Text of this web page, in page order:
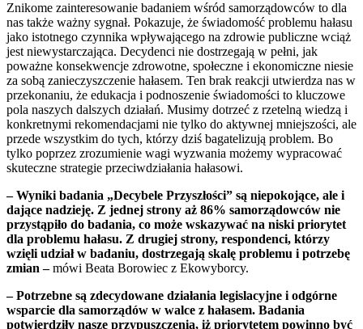
Znikome zainteresowanie badaniem wśród samorządowców to dla
nas także ważny sygnał. Pokazuje, że świadomość problemu hałasu
jako istotnego czynnika wpływającego na zdrowie publiczne wciąż
jest niewystarczająca. Decydenci nie dostrzegają w pełni, jak
poważne konsekwencje zdrowotne, społeczne i ekonomiczne niesie
za sobą zanieczyszczenie hałasem. Ten brak reakcji utwierdza nas w
przekonaniu, że edukacja i podnoszenie świadomości to kluczowe
pola naszych dalszych działań. Musimy dotrzeć z rzetelną wiedzą i
konkretnymi rekomendacjami nie tylko do aktywnej mniejszości, ale
przede wszystkim do tych, którzy dziś bagatelizują problem. Bo
tylko poprzez zrozumienie wagi wyzwania możemy wypracować
skuteczne strategie przeciwdziałania hałasowi.
– Wyniki badania „Decybele Przyszłości” są niepokojące, ale i
dające nadzieję. Z jednej strony aż 86% samorządowców nie
przystąpiło do badania, co może wskazywać na niski priorytet
dla problemu hałasu. Z drugiej strony, respondenci, którzy
wzięli udział w badaniu, dostrzegają skalę problemu i potrzebę
zmian –mówi Beata Borowiec z Ekowyborcy.
– Potrzebne są zdecydowane działania legislacyjne i odgórne
wsparcie dla samorządów w walce z hałasem. Badania
potwierdziły nasze przypuszczenia, iż priorytetem powinno być